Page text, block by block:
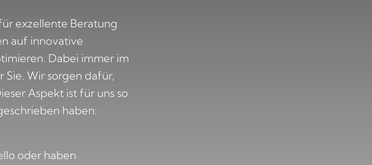
exzellente Beratung
auf innovative
Dabei immer im
Wir sorgen dafür,
Aspekt ist für uns so
haben:
oder haben